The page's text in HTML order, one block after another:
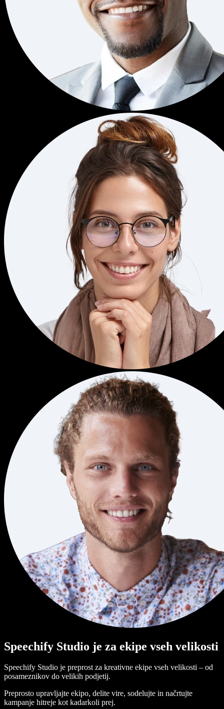
Speechify Studio je za ekipe vseh velikosti
Speechify Studio je preprost za kreativne ekipe vseh velikosti – od
posameznikov do velikih podjetij.
Preprosto upravljajte ekipo, delite vire, sodelujte in načrtujte
kampanje hitreje kot kadarkoli prej.